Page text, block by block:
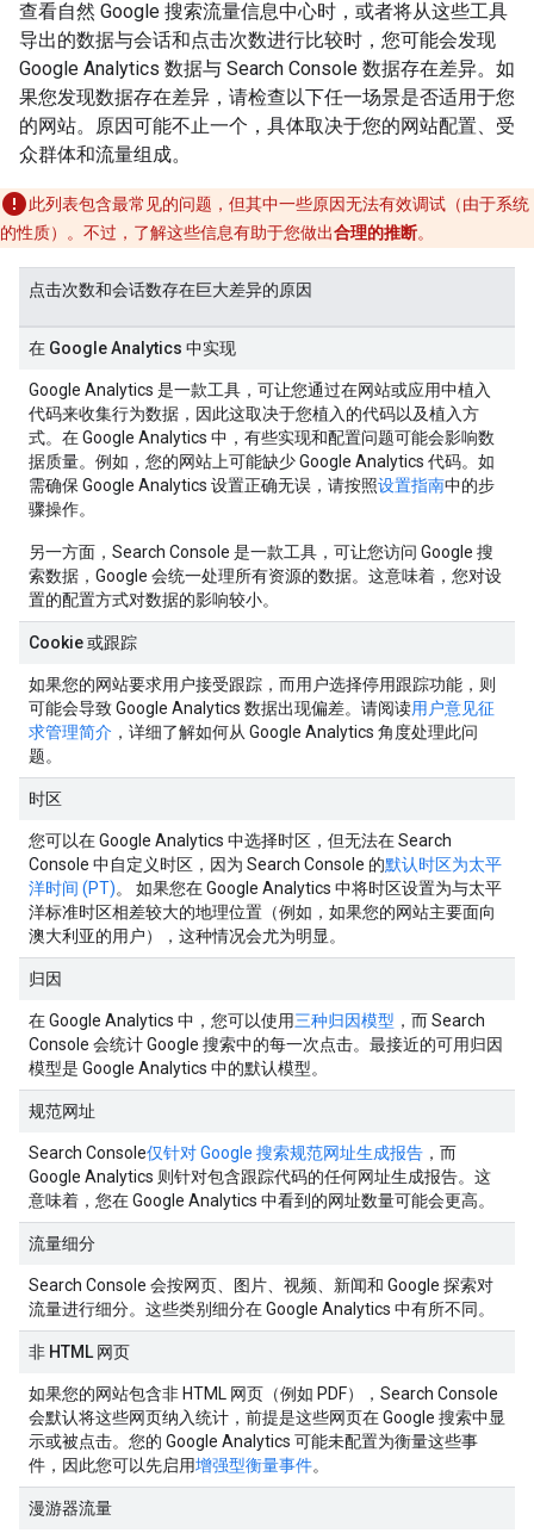
查看自然 Google 搜索流量信息中心时，或者将从这些工具
导出的数据与会话和点击次数进行比较时，您可能会发现
Google Analytics 数据与 Search Console 数据存在差异。如
果您发现数据存在差异，请检查以下任一场景是否适用于您
的网站。原因可能不止一个，具体取决于您的网站配置、受
众群体和流量组成。
此列表包含最常见的问题，但其中一些原因无法有效调试（由于系统
的性质）。不过，了解这些信息有助于您做出合理的推断。
点击次数和会话数存在巨大差异的原因
在 Google Analytics 中实现
Google Analytics 是一款工具，可让您通过在网站或应用中植入
代码来收集行为数据，因此这取决于您植入的代码以及植入方
式。在 Google Analytics 中，有些实现和配置问题可能会影响数
据质量。例如，您的网站上可能缺少 Google Analytics 代码。如
需确保 Google Analytics 设置正确无误，请按照设置指南中的步
骤操作。
另一方面，Search Console 是一款工具，可让您访问 Google 搜
索数据，Google 会统一处理所有资源的数据。这意味着，您对设
置的配置方式对数据的影响较小。
Cookie 或跟踪
如果您的网站要求用户接受跟踪，而用户选择停用跟踪功能，则
可能会导致 Google Analytics 数据出现偏差。请阅读用户意见征
求管理简介 ，详细了解如何从 Google Analytics 角度处理此问
题。
时区
您可以在 Google Analytics 中选择时区，但无法在 Search
Console 中自定义时区，因为 Search Console 的默认时区为太平
洋时间 (PT)。 如果您在 Google Analytics 中将时区设置为与太平
洋标准时区相差较大的地理位置（例如，如果您的网站主要面向
澳大利亚的用户），这种情况会尤为明显。
归因
在 Google Analytics 中，您可以使用三种归因模型 ，而 Search
Console 会统计 Google 搜索中的每一次点击。最接近的可用归因
模型是 Google Analytics 中的默认模型。
规范网址
Search Console仅针对 Google 搜索规范网址生成报告 ，而
Google Analytics 则针对包含跟踪代码的任何网址生成报告。这
意味着，您在 Google Analytics 中看到的网址数量可能会更高。
流量细分
Search Console 会按网页、图片、视频、新闻和 Google 探索对
流量进行细分。这些类别细分在 Google Analytics 中有所不同。
非 HTML 网页
如果您的网站包含非 HTML 网页（例如 PDF），Search Console
会默认将这些网页纳入统计，前提是这些网页在 Google 搜索中显
示或被点击。您的 Google Analytics 可能未配置为衡量这些事
件，因此您可以先启用增强型衡量事件。
漫游器流量